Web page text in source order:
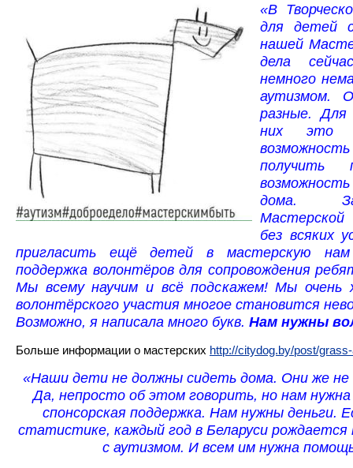
«В
для детей
нашей
дела
немного
аутизмом.
разные. Для
них это
получить
дома.
без всяких
пригласить ещё детей в мастерскую нам
поддержка волонтёров для сопровождения
Мы всему научим и всё подскажем! Мы очень
волонтёрского участия многое становится
Возможно, я написала много букв. Нам нужны
Больше информации о мастерских http://citydog.by/post/
«Наши дети не должны сидеть дома. Они же не
Да, непросто об этом говорить, но нам
спонсорская поддержка. Нам нужны деньги.
статистике, каждый год в Беларуси
с аутизмом. И всем им нужна